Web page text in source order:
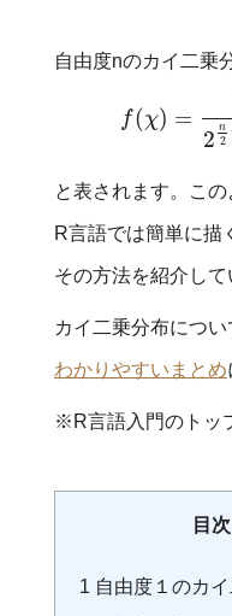
自由度nのカイ二乗
f(χ) =
2 n
2
f(χ) =12 n2
と表されます。こ
R言語では簡単に描
その方法を紹介して
カイ二乗分布につい
わかりやすいまとめ
※R言語入門のトッ
目次
1 自由度１のカ